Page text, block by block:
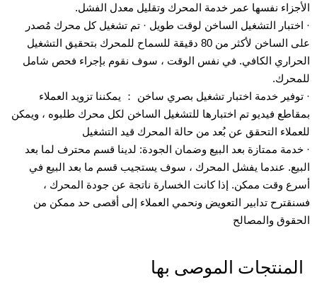
الأجزاء نفسها عمر خدمة المحرك وتقليل معدل الفشل.
· اختبار التشغيل الساخن لوقت طويل · تم تشغيل كل محرك مُصدر
على الساخن لأكثر من 80 دقيقة للسماح للمحرك بتحقيق التشغيل
الحراري الكافي. في نفس الوقت ، سوف نقوم بإجراء فحص شامل
للمحرك.
· توفير خدمة اختبار تشغيل بصري ساخن ： يمكننا تزويد العملاء
بمقاطع فيديو تم اختبارها للتشغيل الساخن لكل محرك طلبوه ، ويمكن
للعملاء التحقق عن بُعد من حالة المحرك قيد التشغيل
· خدمة ممتازة بعد البيع وضمان الجودة: لدينا قسم محترف لما بعد
البيع. عندما يفشل المحرك ، سوف يستجيب قسم ما بعد البيع في
أسرع وقت ممكن. إذا كانت الخسارة ناتجة عن جودة المحرك ،
فسنقترح تدابير التعويض ونحمي العملاء إلى أقصى حد ممكن من
الحقوق والمصالح
المنتجات الموصى بها